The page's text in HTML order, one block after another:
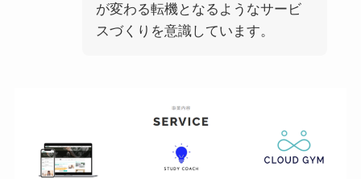
が変わる転機となるようなサービ
スづくりを意識しています。